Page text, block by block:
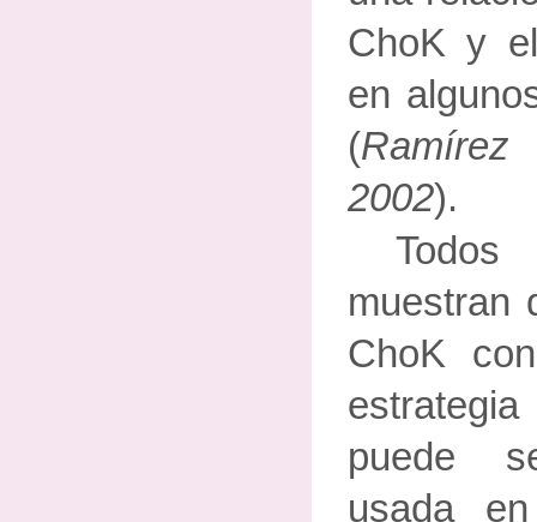
ChoK y
en
(
2002).
Todos
muestran
ChoK
puede
usada